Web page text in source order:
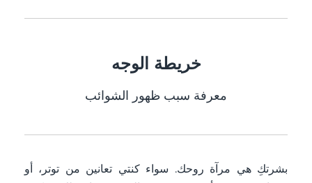
خريطة الوجه
معرفة سبب ظهور الشوائب
بشرتكِ هي مرآة روحك. سواء كنتي تعانين من توتر، أو